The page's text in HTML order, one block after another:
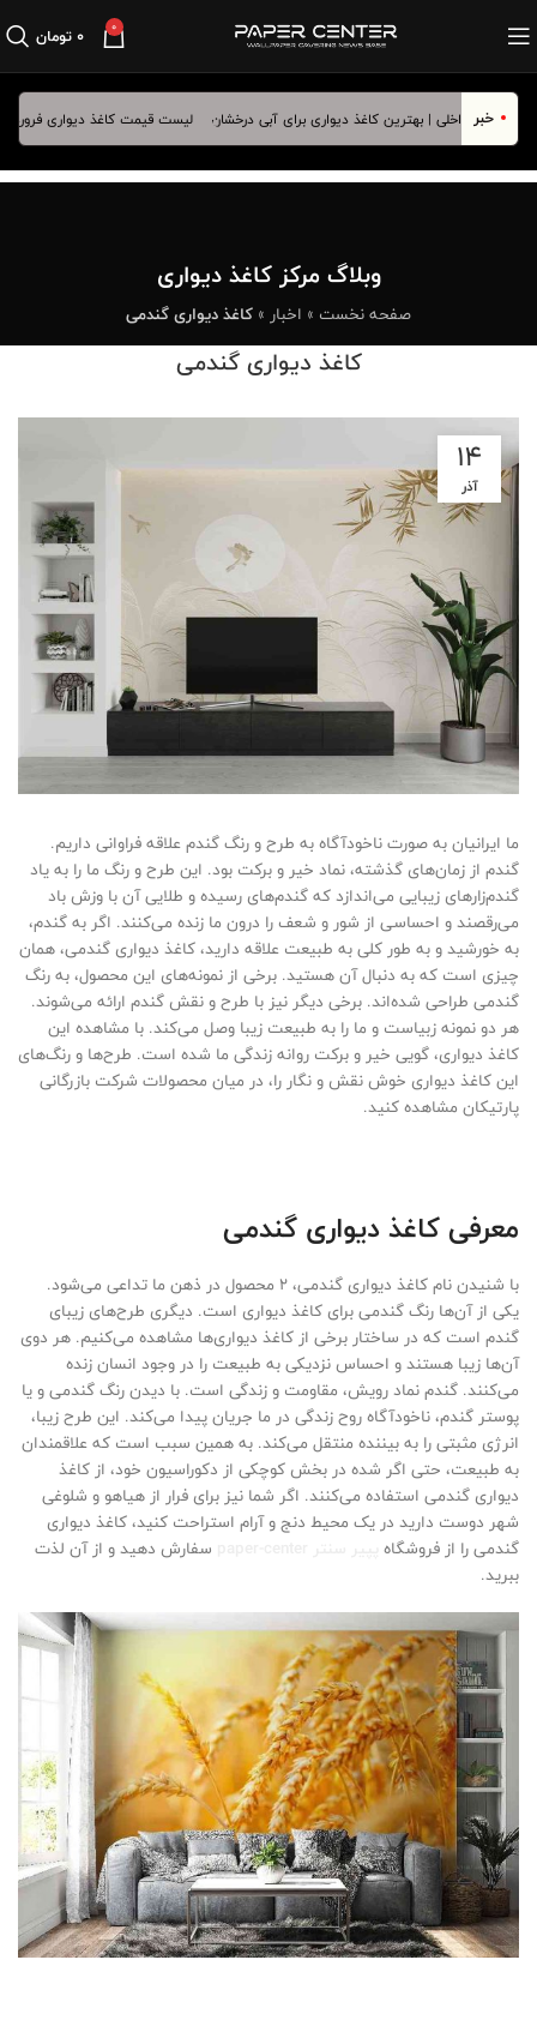
0 ۰تومان
خبر لیست قیمت کاغذ دیواری فروردین ماه
وبلاگ مرکز کاغذ دیواری
صفحه نخست » اخبار » کاغذ دیواری گندمی
کاغذ دیواری گندمی
14
آذر
ما ایرانیان به صورت ناخودآگاه به طرح و رنگ گندم علاقه فراوانی داریم.
گندم از زمان‌های گذشته، نماد خیر و برکت بود. این طرح و رنگ ما را به یاد
گندم‌زارهای زیبایی می‌اندازد که گندم‌های رسیده و طلایی آن با وزش باد
می‌رقصند و احساسی از شور و شعف را درون ما زنده می‌کنند. اگر به گندم،
به خورشید و به طور کلی به طبیعت علاقه دارید، کاغذ دیواری گندمی، همان
چیزی است که به دنبال آن هستید. برخی از نمونه‌های این محصول، به رنگ
گندمی طراحی شده‌اند. برخی دیگر نیز با طرح و نقش گندم ارائه می‌شوند.
هر دو نمونه زبیاست و ما را به طبیعت زیبا وصل می‌کند. با مشاهده این
کاغذ دیواری، گویی خیر و برکت روانه زندگی ما شده است. طرح‌ها و رنگ‌های
این کاغذ دیواری خوش نقش و نگار را، در میان محصولات شرکت بازرگانی
پارتیکان مشاهده کنید.
معرفی کاغذ دیواری گندمی
با شنیدن نام کاغذ دیواری گندمی، 2 محصول در ذهن ما تداعی می‌شود.
یکی از آن‌ها رنگ گندمی برای کاغذ دیواری است. دیگری طرح‌های زیبای
گندم است که در ساختار برخی از کاغذ دیواری‌ها مشاهده می‌کنیم. هر دوی
آن‌ها زیبا هستند و احساس نزدیکی به طبیعت را در وجود انسان زنده
می‌کنند. گندم نماد رویش، مقاومت و زندگی است. با دیدن رنگ گندمی و یا
پوستر گندم، ناخودآگاه روح زندگی در ما جریان پیدا می‌کند. این طرح زیبا،
انرژی مثبتی را به بیننده منتقل می‌کند. به همین سبب است که علاقمندان
به طبیعت، حتی اگر شده در بخش کوچکی از دکوراسیون خود، از کاغذ
دیواری گندمی استفاده می‌کنند. اگر شما نیز برای فرار از هیاهو و شلوغی
شهر دوست دارید در یک محیط دنج و آرام استراحت کنید، کاغذ دیواری
گندمی را از فروشگاه
سفارش دهید و از آن لذت
ببرید.